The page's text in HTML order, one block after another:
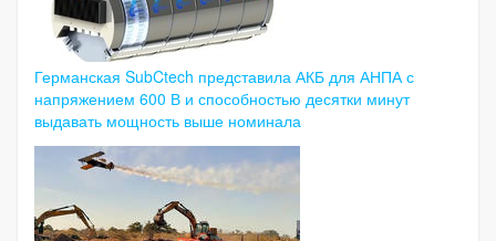
Германская SubCtech представила АКБ для АНПА с
напряжением 600 В и способностью десятки минут
выдавать мощность выше номинала